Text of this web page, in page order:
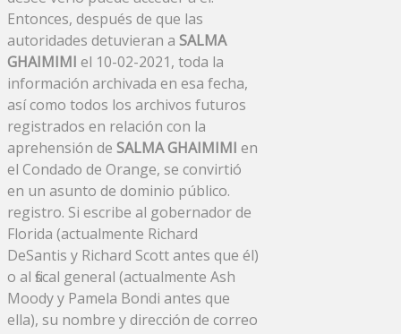
Entonces, después de que las
autoridades detuvieran a SALMA
GHAIMIMI el 10-02-2021, toda la
información archivada en esa fecha,
así como todos los archivos futuros
registrados en relación con la
aprehensión de SALMA GHAIMIMI en
el Condado de Orange, se convirtió
en un asunto de dominio público.
registro. Si escribe al gobernador de
Florida (actualmente Richard
DeSantis y Richard Scott antes que él)
o al fiscal general (actualmente Ash
Moody y Pamela Bondi antes que
ella), su nombre y dirección de correo